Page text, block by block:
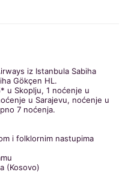
iz Istanbula Sabiha
Gökçen HL.
u Skoplju, 1 noćenje u
u Sarajevu, noćenje u
7 noćenja.
i folklornim nastupima
(Kosovo)